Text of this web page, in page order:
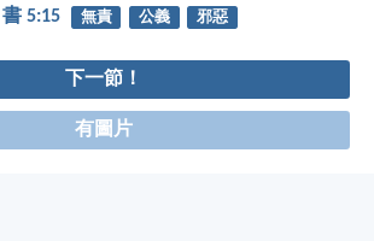
5:15 無責 公義 邪惡
下一節！
有圖片